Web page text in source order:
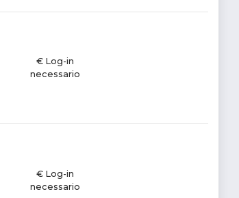
€ Log-in
necessario
€ Log-in
necessario